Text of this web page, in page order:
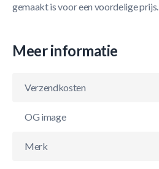
gemaakt is voor een voordelige prijs.
Meer informatie
Verzendkosten
OG image
Merk